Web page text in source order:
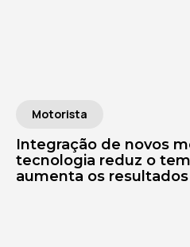
Motorista
Integração de novos
tecnologia reduz o
aumenta os resultados